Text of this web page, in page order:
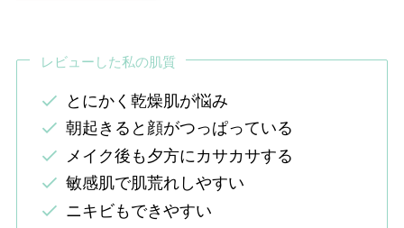
レビューした私の肌質
とにかく乾燥肌が悩み
朝起きると顔がつっぱっている
メイク後も夕方にカサカサする
敏感肌で肌荒れしやすい
ニキビもできやすい